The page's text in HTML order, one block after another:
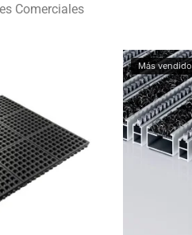
Comerciales
Más vendido